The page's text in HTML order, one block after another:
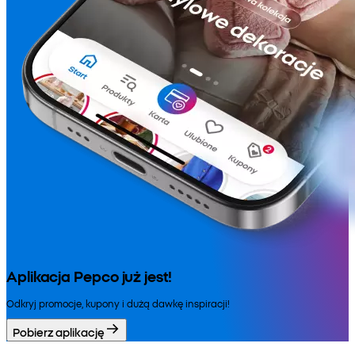
Aplikacja Pepco już jest!
Odkryj promocje, kupony i dużą dawkę inspiracji!
Pobierz aplikację